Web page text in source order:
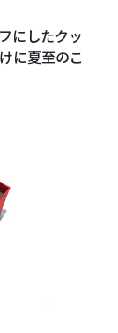
にしたクッ
に夏至のこ